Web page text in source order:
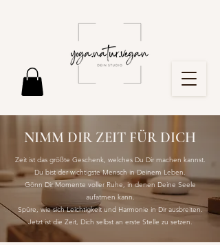
NIMM DIR ZEIT FÜR DICH
Zeit ist das größte Geschenk, welches Du Dir machen kannst.
Du bist der wichtigste Mensch in Deinem Leben.
Gönn Dir Momente voller Ruhe, in denen Deine Seele
aufatmen kann.
Spüre, wie sich Leichtigkeit und Harmonie in Dir ausbreiten.
Jetzt ist die Zeit, Dich selbst an erste Stelle zu setzen.